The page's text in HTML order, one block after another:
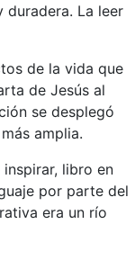
duradera. La leer
de la vida que
de Jesús al
se desplegó
amplia.
libro en
por parte del
era un río